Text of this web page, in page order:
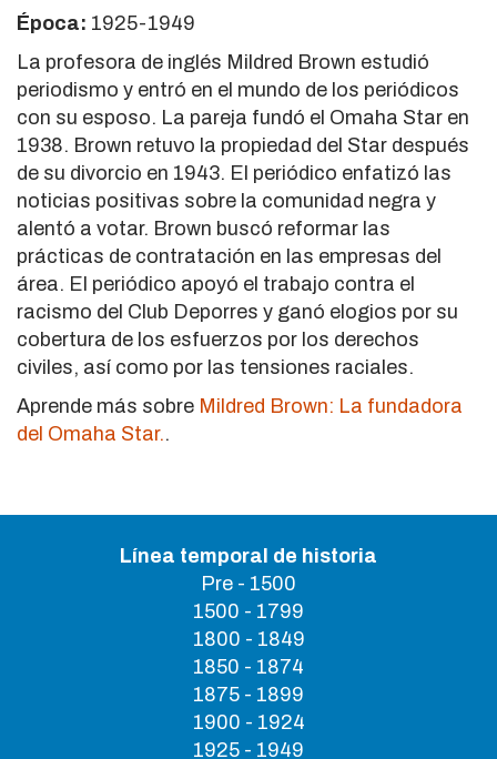
Época: 1925-1949
La profesora de inglés Mildred Brown estudió
periodismo y entró en el mundo de los periódicos
con su esposo. La pareja fundó el Omaha Star en
1938. Brown retuvo la propiedad del Star después
de su divorcio en 1943. El periódico enfatizó las
noticias positivas sobre la comunidad negra y
alentó a votar. Brown buscó reformar las
prácticas de contratación en las empresas del
área. El periódico apoyó el trabajo contra el
racismo del Club Deporres y ganó elogios por su
cobertura de los esfuerzos por los derechos
civiles, así como por las tensiones raciales.
Aprende más sobre Mildred Brown: La fundadora
del Omaha Star..
Línea temporal de historia
Pre - 1500
1500 - 1799
1800 - 1849
1850 - 1874
1875 - 1899
1900 - 1924
1925 - 1949